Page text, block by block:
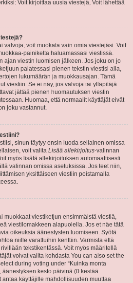
Voit kirjoittaa uusia viestejä, Voit lähettää
valvoja, voit muokata vain omia viestejäsi. Voit
painiketta haluamassasi viestissä.
ajan viestin luomisen jälkeen. Jos joku on jo
palatessasi pienen tekstin viestisi alla,
lukumäärän ja muokkausajan. Tämä
viestiin. Se ei näy, jos valvoja tai ylläpitäjä
jättää pienen huomautuksen viestin
Huomaa, että normaalit käyttäjät eivät
joku vastannut.
sinun täytyy ensin luoda sellainen omissa
voit valita Lisää allekirjoitus-valinnan
myös lisätä allekirjoituksen automaattisesti
valinnan omissa asetuksissa. Jos teet niin,
yksittäiseen viestiin poistamalla
muokkaat viestiketjun ensimmäistä viestiä,
viestilomakkeen alapuolella. Jos et näe tätä
oikeuksia äänestysten luomiseen. Syötä
niille varattuihin kenttiin. Varmista että
tekstikentässä. Voit myös määritellä
voivat valita kohdasta You can also set the
during voting under “Kuinka monta
äänestyksen kesto päivinä (0 kestää
antaa käyttäjille mahdollisuuden muuttaa